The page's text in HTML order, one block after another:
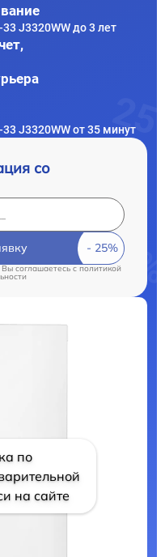
J3320WW до 3 лет
J3320WW от 35 минут
со
соглашаетесь c политикой
по
на сайте